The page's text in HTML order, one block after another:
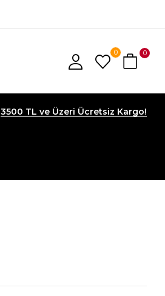
0 0
3500 TL ve Üzeri Ücretsiz Kargo!